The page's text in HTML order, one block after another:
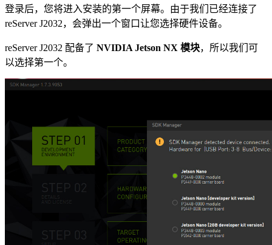
登录后，您将进入安装的第一个屏幕。由于我们已经连接了
reServer J2032，会弹出一个窗口让您选择硬件设备。
reServer J2032 配备了 NVIDIA Jetson NX 模块，所以我们可
以选择第一个。